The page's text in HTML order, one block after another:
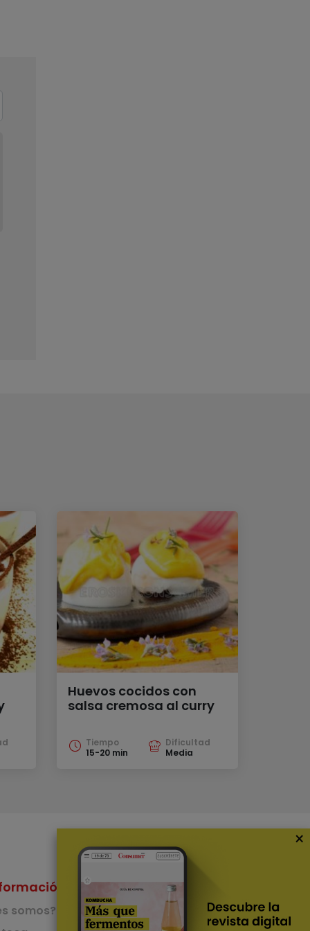
Huevos cocidos con
salsa cremosa al curry
Tiempo
15-20 min
Dificultad
Media
somos?
Nuestras Apps
App de recetas
×